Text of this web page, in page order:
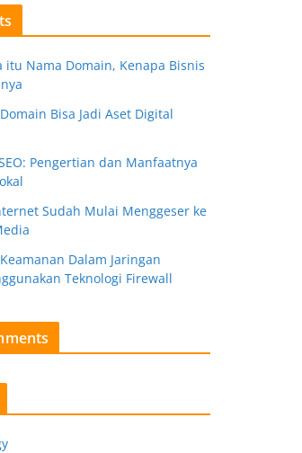
itu Nama Domain, Kenapa Bisnis
Bisa Jadi Aset Digital
Pengertian dan Manfaatnya
Sudah Mulai Menggeser ke
Dalam Jaringan
Teknologi Firewall